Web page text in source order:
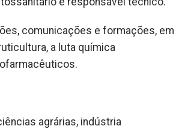
comunicações e formações, em
a luta química
agrárias, indústria